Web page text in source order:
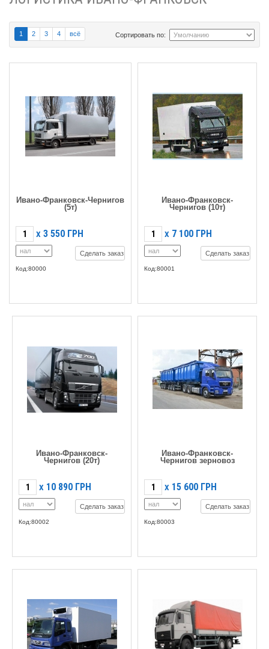
Сортировать по:
1 2 3 4 всё
Ивано-Франковск-Чернигов
(5т)
X 3 550 ГРН
Сделать заказ
Код:80000
Ивано-Франковск-
Чернигов (10т)
X 7 100 ГРН
Сделать заказ
Код:80001
Ивано-Франковск-
Чернигов (20т)
X 10 890 ГРН
Сделать заказ
Код:80002
Ивано-Франковск-
Чернигов зерновоз
X 15 600 ГРН
Сделать заказ
Код:80003